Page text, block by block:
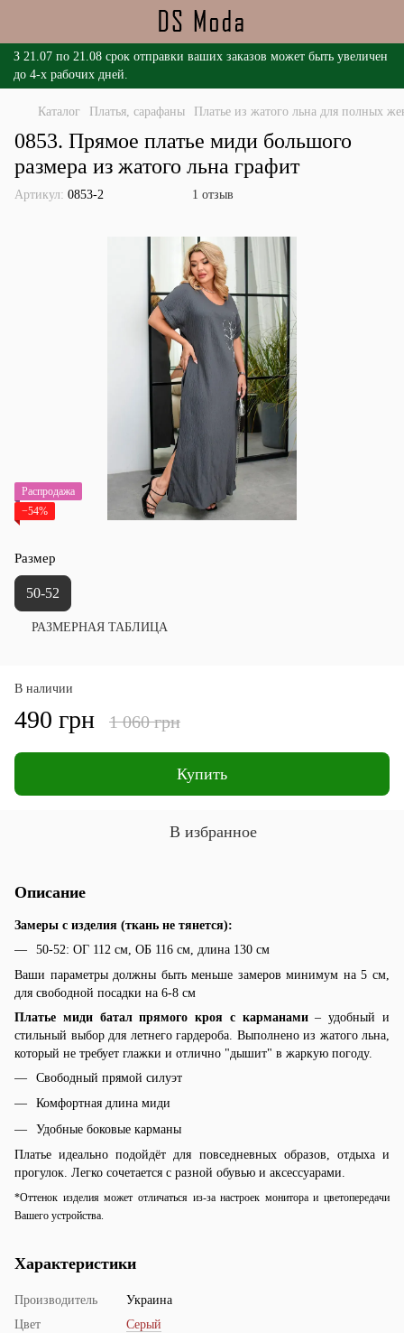
З 21.07 по 21.08 срок отправки ваших заказов может быть увеличен
до 4-х рабочих дней.
Каталог Платья, сарафаны Платье из жатого льна для полных
0853. Прямое платье миди большого
размера из жатого льна графит
Артикул: 0853-2 1 отзыв
Распродажа
−54%
Размер
50-52
РАЗМЕРНАЯ ТАБЛИЦА
В наличии
490 грн 1 060 грн
Купить
В избранное
Описание
Замеры с изделия (ткань не тянется):
50-52: ОГ 112 см, ОБ 116 см, длина 130 см
Ваши параметры должны быть меньше замеров минимум на 5 см,
для свободной посадки на 6-8 см
Платье миди батал прямого кроя с карманами– удобный и
стильный выбор для летнего гардероба. Выполнено из жатого льна,
который не требует глажки и отлично "дышит" в жаркую погоду.
Свободный прямой силуэт
Комфортная длина миди
Удобные боковые карманы
Платье идеально подойдёт для повседневных образов, отдыха и
прогулок. Легко сочетается с разной обувью и аксессуарами.
*Оттенок изделия может отличаться из-за настроек монитора и цветопередачи
Вашего устройства.
Характеристики
Производитель
Украина
Цвет
Серый